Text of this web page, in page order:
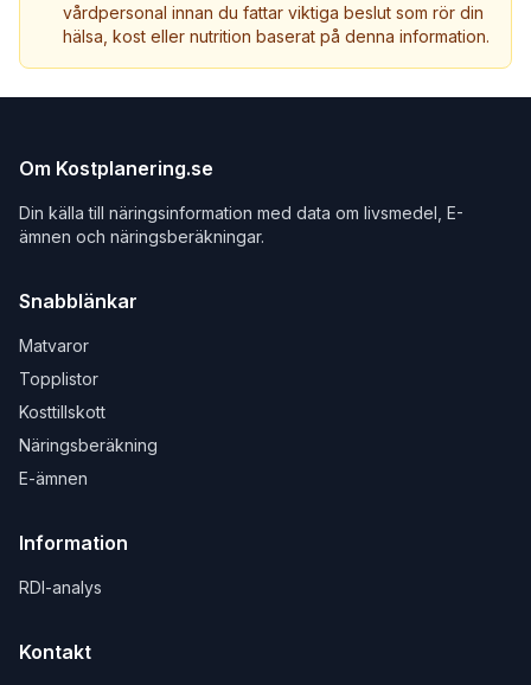
vårdpersonal innan du fattar viktiga beslut som rör din
hälsa, kost eller nutrition baserat på denna information.
Om Kostplanering.se
Din källa till näringsinformation med data om livsmedel, E-
ämnen och näringsberäkningar.
Snabblänkar
Matvaror
Topplistor
Kosttillskott
Näringsberäkning
E-ämnen
Information
RDI-analys
Kontakt